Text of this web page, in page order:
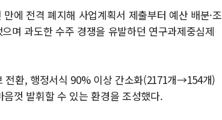
에 전격 폐지해 사업계획서 제출부터 예산 배분·조
며 과도한 수주 경쟁을 유발하던 연구과제중심제
전환, 행정서식 90% 이상 간소화(2171개→154개)
껏 발휘할 수 있는 환경을 조성했다.